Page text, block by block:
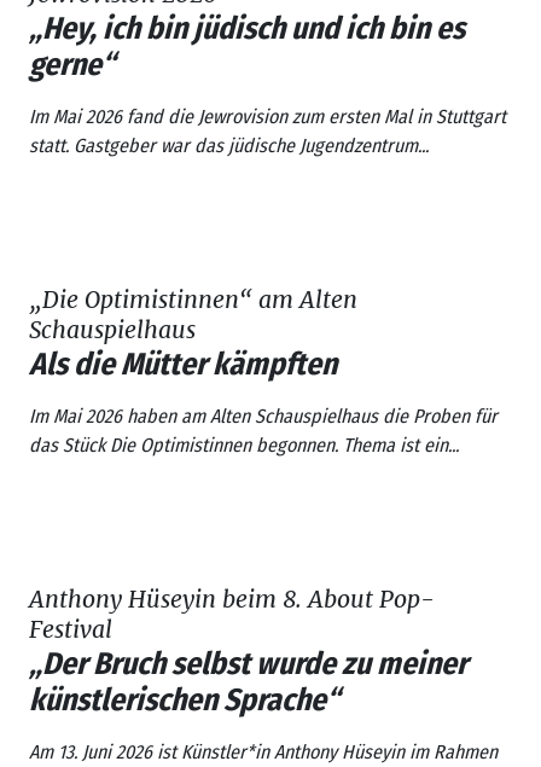
„Hey, ich bin jüdisch und ich bin es
gerne“
Im Mai 2026 fand die Jewrovisionzum ersten Mal in Stuttgart
statt. Gastgeber war das jüdische Jugendzentrum...
„Die Optimistinnen“ am Alten
Schauspielhaus
Als die Mütter kämpften
Im Mai 2026 haben am Alten Schauspielhaus die Proben für
das StückDie Optimistinnen begonnen. Thema ist ein...
Anthony Hüseyin beim 8. About Pop-
Festival
„Der Bruch selbst wurde zu meiner
künstlerischen Sprache“
Am 13. Juni 2026 ist Künstler*in Anthony Hüseyin im Rahmen